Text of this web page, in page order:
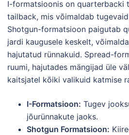
I-formatsioonis on quarterbacki
tailback, mis võimaldab
Shotgun-formatsioon paigutab
jardi kaugusele keskelt,
hajutatud rünnakuid. Spread-
ruumi, hajutades mängijad üle
kaitsjatel kõiki valikuid katmise
I-Formatsioon: Tugev
jõurünnakute jaoks.
Shotgun Formatsioon: